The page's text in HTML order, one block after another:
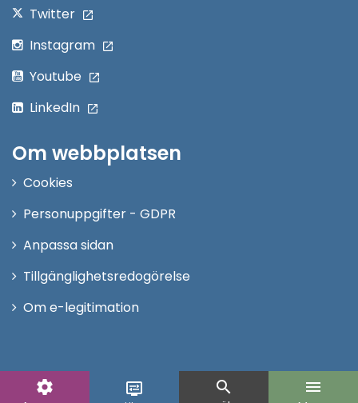
settings display_settings search menu
Twitter
Instagram
Youtube
LinkedIn
Om webbplatsen
Cookies
Personuppgifter - GDPR
Anpassa sidan
Tillgänglighetsredogörelse
Om e-legitimation